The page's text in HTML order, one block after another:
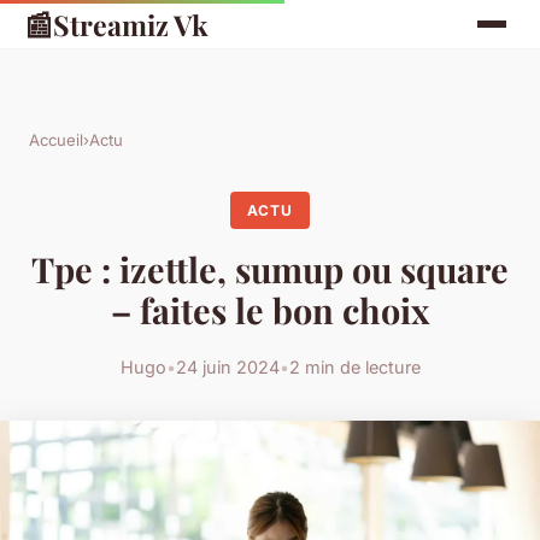
📰Streamiz Vk
Accueil›Actu
ACTU
Tpe : izettle, sumup ou square
– faites le bon choix
Hugo•24 juin 2024•2 min de lecture